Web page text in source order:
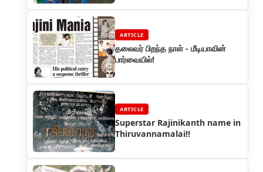
ARTICLE
தலைவர் பிறந்த நாள் - மீடியாவின்
பார்வையில்!
ARTICLE
Superstar Rajinikanth name in
Thiruvannamalai!!